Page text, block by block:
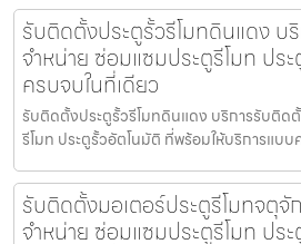
รับติดตั้งประตูรั้วรีโมทดินแดง บ
จำหน่าย ซ่อมแซมประตูรีโมท ปร
ครบจบในที่เดียว
รับติดตั้งประตูรั้วรีโมทดินแดง บริการรับติด
รีโมท ประตูรั้วอัตโนมัติ ที่พร้อมให้บริการแบบ
รับติดตั้งมอเตอร์ประตูรีโมทจตุ
จำหน่าย ซ่อมแซมประตูรีโมท ปร